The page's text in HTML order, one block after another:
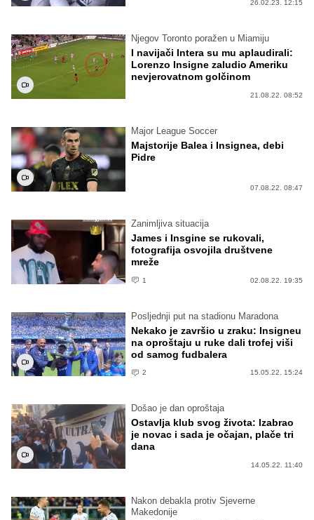
26.02.23. 12:15
Njegov Toronto poražen u Miamiju
I navijači Intera su mu aplaudirali:
Lorenzo Insigne zaludio Ameriku
nevjerovatnom golčinom
21.08.22. 08:52
Major League Soccer
Majstorije Balea i Insignea, debi
Pidre
07.08.22. 08:47
Zanimljiva situacija
James i Insgine se rukovali,
fotografija osvojila društvene
mreže
1 02.08.22. 19:35
Posljednji put na stadionu Maradona
Nekako je završio u zraku: Insigneu
na oproštaju u ruke dali trofej viši
od samog fudbalera
2 15.05.22. 15:24
Došao je dan oproštaja
Ostavlja klub svog života: Izabrao
je novac i sada je očajan, plače tri
dana
14.05.22. 11:40
Nakon debakla protiv Sjeverne
Makedonije